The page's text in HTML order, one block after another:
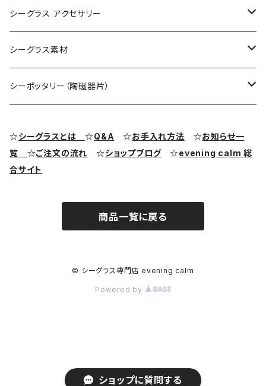
ショップに質問する
コレクション用シーグラス
シーグラス オブジェ・置物
シーグラス アクセサリー
シーグラス ネックレス
シーグラス ペンダントヘッド（トップ）
シーグラス リング・指輪
シーグラス素材
アクセサリー用シーグラス
シーポッタリー（陶磁器片）
☆シーグラスとは☆Q&A ☆お手入れ方法 ☆お知らせ一
覧 ☆ご注文の流れ ☆ショップブログ ☆evening calm 総
合サイト
商品一覧に戻る
© シーグラス専門店 evening calm
Powered by